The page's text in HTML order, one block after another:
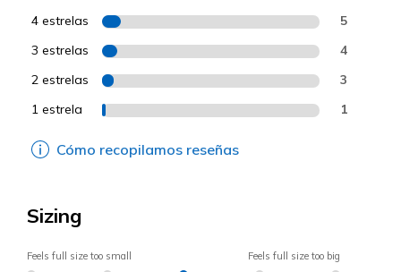
4 estrelas 5
3 estrelas 4
2 estrelas 3
1 estrela 1
Cómo recopilamos reseñas
Sizing
Feels full size too small Feels full size too big